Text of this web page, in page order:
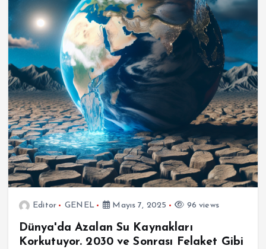
Editor GENEL Mayıs 7, 2025 96 views
Dünya'da Azalan Su Kaynakları
Korkutuyor. 2030 ve Sonrası Felaket Gibi